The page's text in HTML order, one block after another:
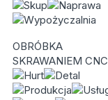
OBRÓBKA
SKRAWANIEM CNC